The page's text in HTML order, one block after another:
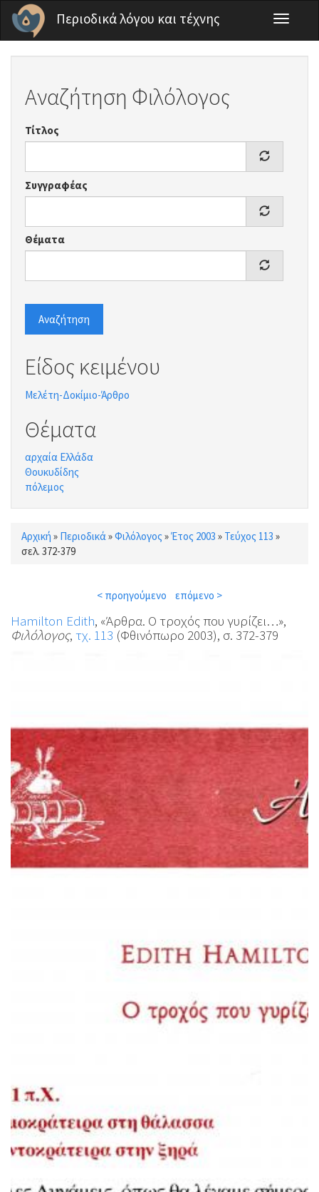
Παράκαμψη προς το κυρίως περιεχόμενο
Περιοδικά λόγου και τέχνης
Toggle
Αναζήτηση Φιλόλογος
Τίτλος
Συγγραφέας
Θέματα
Αναζήτηση
Είδος κειμένου
Μελέτη-Δοκίμιο-Άρθρο
Θέματα
αρχαία Ελλάδα
Θουκυδίδης
πόλεμος
Είστε εδώ
Αρχική » Περιοδικά»Φιλόλογος »Έτος 2003 » Τεύχος 113 »
σελ. 372-379
< προηγούμενο επόμενο >
Hamilton Edith, «Άρθρα. Ο τροχός που γυρίζει…»,
Φιλόλογος, τχ. 113 (Φθινόπωρο 2003), σ. 372-379